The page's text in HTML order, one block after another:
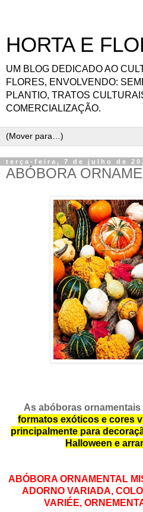
HORTA E
UM BLOG DEDICADO AO
FLORES, ENVOLVENDO:
PLANTIO, TRATOS
COMERCIALIZAÇÃO.
terça-feira, 7 de julho de
ABÓBORA
As abóboras ornamentais
formatos exóticos e cores
principalmente para
Halloween e
ABÓBORA ORNAMENTAL
ADORNO VARIADA,
VARIÉE,